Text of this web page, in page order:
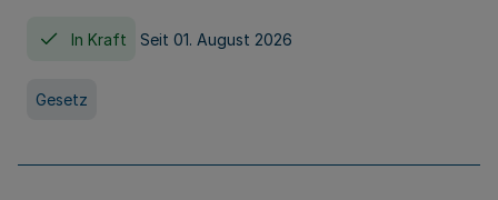
In Kraft Seit 01. August 2026
Gesetz